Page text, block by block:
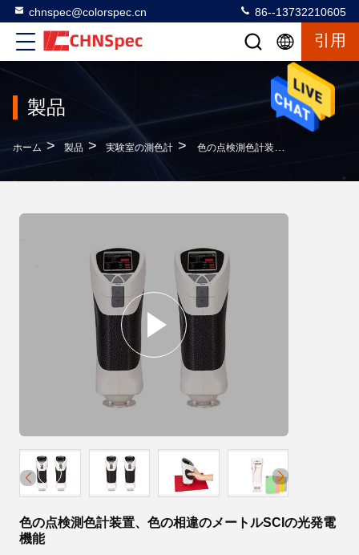
chnspec@colorspec.cn 86--13732210605
引用
製品
ホーム > 製品 > 実験室の測色計 > 色の点検測色計装置、色の相違のメートルSCIの光発電機能
色の点検測色計装置、色の相違のメートルSCIの光発電
機能